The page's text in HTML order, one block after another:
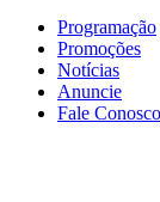
Programação
Promoções
Notícias
Anuncie
Fale Conosco